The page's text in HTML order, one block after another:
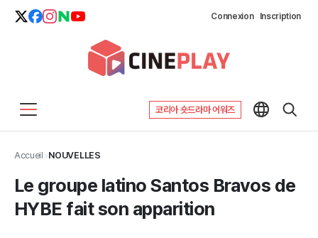
Connexion Inscription
코리아 숏드라마 어워즈
Accueil >NOUVELLES
Le groupe latino Santos Bravos de
HYBE fait son apparition